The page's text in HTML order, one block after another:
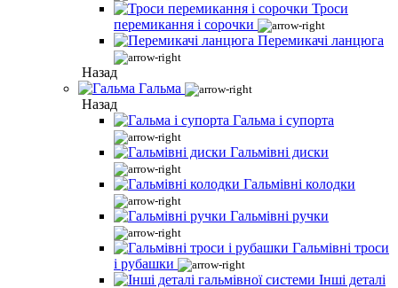
Троси
перемикання і сорочки
Перемикачі ланцюга
Назад
Гальма
Назад
Гальма і супорта
Гальмівні диски
Гальмівні колодки
Гальмівні ручки
Гальмівні троси
і рубашки
Інші деталі